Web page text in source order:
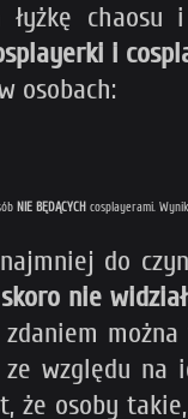
chaosu
i
osobach:
NIE BĘDĄCYCHcosplayerami.
do
skoro nie
można
względu
że osoby